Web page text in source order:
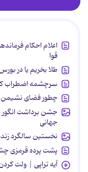
اعلام احکام
قوا
طلا بخریم یا در
سرچشمه اضطراب
چطور فضای نشیمن
جشن برداشت انگور
جهانی
نخستین سالگرد
پشت پرده قرمزی
آیه تراپی | ولت